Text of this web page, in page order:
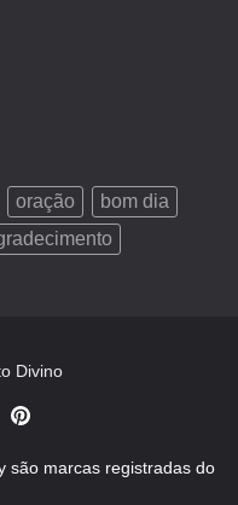
oração
bom dia
Divino
são marcas registradas do